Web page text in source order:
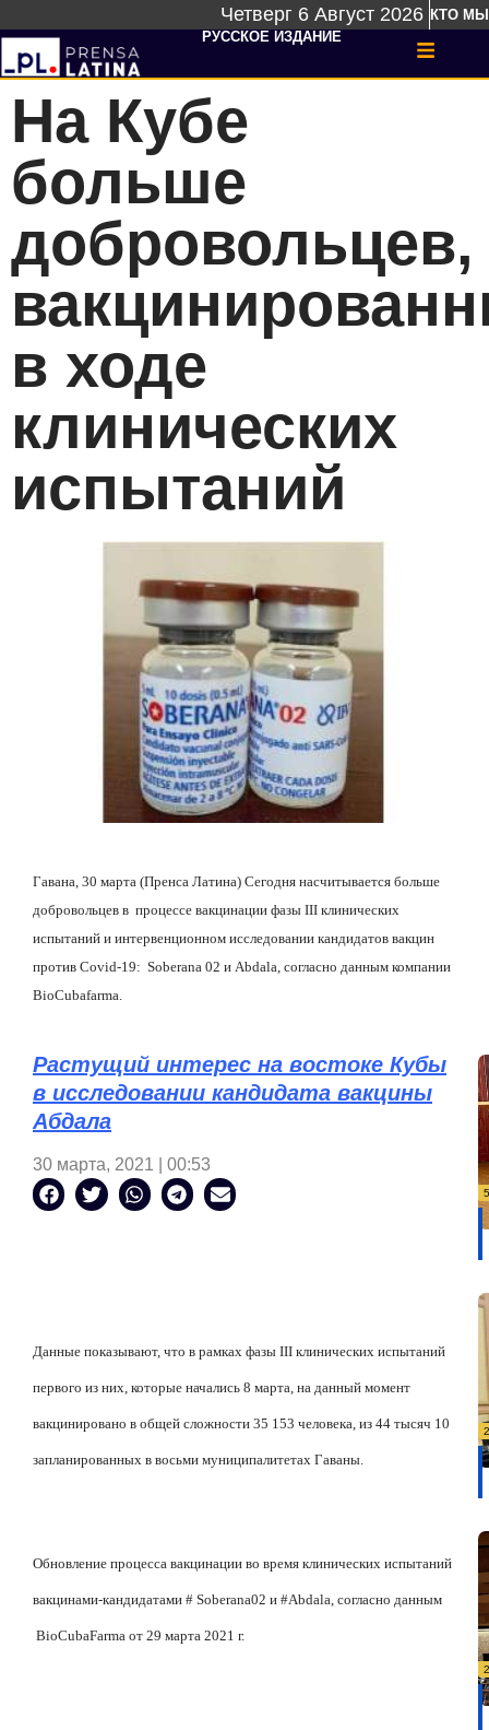
Четверг 6 Август 2026 КТО МЫ
РУССКОЕ ИЗДАНИЕ
На Кубе
больше
добровольцев,
в ходе
клинических
испытаний
Гавана, 30 марта (Пренса Латина) Сегодня насчитывается больше
добровольцев в процессе вакцинации фазы III клинических
испытаний и интервенционном исследовании кандидатов вакцин
против Covid-19: Soberana 02 и Abdala, согласно данным компании
BioCubafarma.
Растущий интерес на востоке Кубы
в исследовании кандидата вакцины
Абдала
30 марта, 2021 | 00:53
Данные показывают, что в рамках фазы III клинических испытаний
первого из них, которые начались 8 марта, на данный момент
вакцинировано в общей сложности 35 153 человека, из 44 тысяч 10
запланированных в восьми муниципалитетах Гаваны.
Обновление процесса вакцинации во время клинических испытаний
вакцинами-кандидатами # Soberana02 и #Abdala, согласно данным
BioCubaFarma от 29 марта 2021 г.